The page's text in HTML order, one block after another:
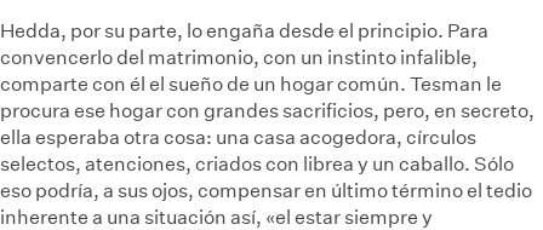
Hedda, por su parte, lo engaña desde el principio. Para
convencerlo del matrimonio, con un instinto infalible,
comparte con él el sueño de un hogar común. Tesman le
procura ese hogar con grandes sacrificios, pero, en secreto,
ella esperaba otra cosa: una casa acogedora, círculos
selectos, atenciones, criados con librea y un caballo. Sólo
eso podría, a sus ojos, compensar en último término el tedio
inherente a una situación así, «el estar siempre y